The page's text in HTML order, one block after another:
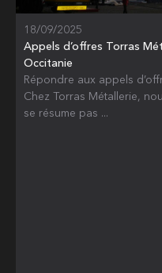
18/09/2025
Appels d’offres Torras
Occitanie
Répondre aux appels
Chez Torras Métallerie,
se résume pas ...